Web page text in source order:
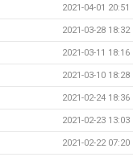
2021-04-01 20:51
2021-03-28 18:32
2021-03-11 18:16
2021-03-10 18:28
2021-02-24 18:36
2021-02-23 13:03
2021-02-22 07:20